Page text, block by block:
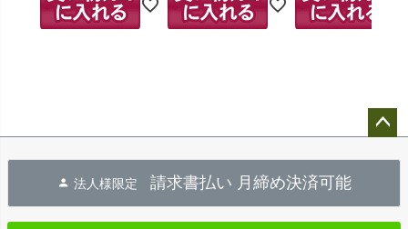
へ
法人様限定 請求書払い 月締め決済可能